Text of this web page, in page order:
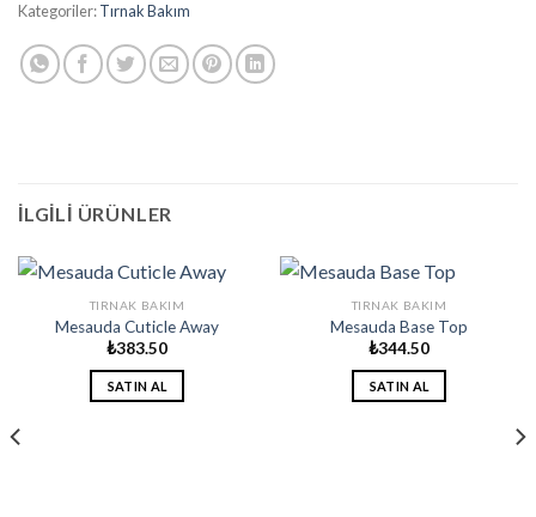
Kategoriler:Tırnak Bakım
İLGILI ÜRÜNLER
TIRNAK BAKIM
Mesauda Cuticle Away
₺383.50
SATIN AL
TIRNAK BAKIM
Mesauda Base Top
₺344.50
SATIN AL